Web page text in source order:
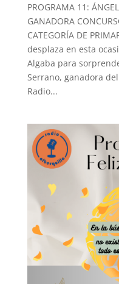
PROGRAMA 11:
GANADORA
CATEGORÍA DE
desplaza en esta
Algaba para
Serrano, ganadora
Radio...